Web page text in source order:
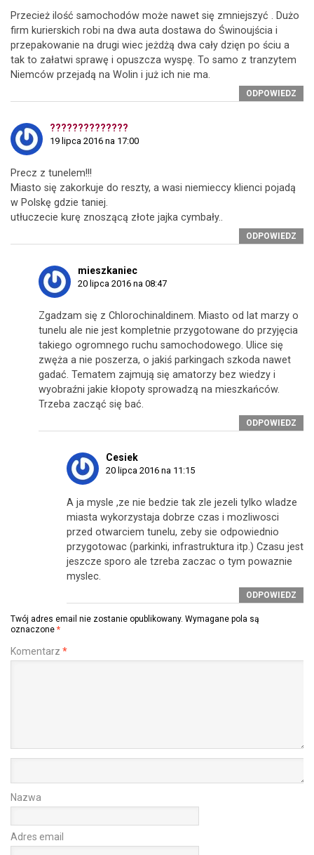
Przecież ilość samochodów może nawet się zmniejszyć . Dużo
firm kurierskich robi na dwa auta dostawa do Świnoujścia i
przepakowanie na drugi wiec jeżdżą dwa cały dzięn po ściu a
tak to załatwi sprawę i opuszcza wyspę. To samo z tranzytem
Niemców przejadą na Wolin i już ich nie ma.
ODPOWIEDZ
??????????????
19 lipca 2016 na 17:00
Precz z tunelem!!!
Miasto się zakorkuje do reszty, a wasi niemieccy klienci pojadą
w Polskę gdzie taniej.
utłuczecie kurę znoszącą złote jajka cymbały..
ODPOWIEDZ
mieszkaniec
20 lipca 2016 na 08:47
Zgadzam się z Chlorochinaldinem. Miasto od lat marzy o
tunelu ale nie jest kompletnie przygotowane do przyjęcia
takiego ogromnego ruchu samochodowego. Ulice się
zwęża a nie poszerza, o jakiś parkingach szkoda nawet
gadać. Tematem zajmują się amatorzy bez wiedzy i
wyobraźni jakie kłopoty sprowadzą na mieszkańców.
Trzeba zacząć się bać.
ODPOWIEDZ
Cesiek
20 lipca 2016 na 11:15
A ja mysle ,ze nie bedzie tak zle jezeli tylko wladze
miasta wykorzystaja dobrze czas i mozliwosci
przed otwarciem tunelu, zeby sie odpowiednio
przygotowac (parkinki, infrastruktura itp.) Czasu jest
jeszcze sporo ale tzreba zaczac o tym powaznie
myslec.
ODPOWIEDZ
Twój adres email nie zostanie opublikowany. Wymagane pola są
oznaczone *
Komentarz *
Nazwa
Adres email